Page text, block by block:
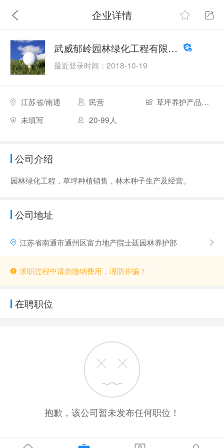
企业详情
武威郁岭园林绿化工程有限责任公司
最近登录时间：2018-10-19
江苏省/南通 民营
草坪养护产品服务公司
未填写
20-99人
公司介绍
园林绿化工程，草坪种植销售，林木种子生产及经营。
公司地址
江苏省南通市通州区富力地产院士廷园林养护部
求职过程中请勿缴纳费用，谨防诈骗！
在聘职位
抱歉，该公司暂未发布任何职位！